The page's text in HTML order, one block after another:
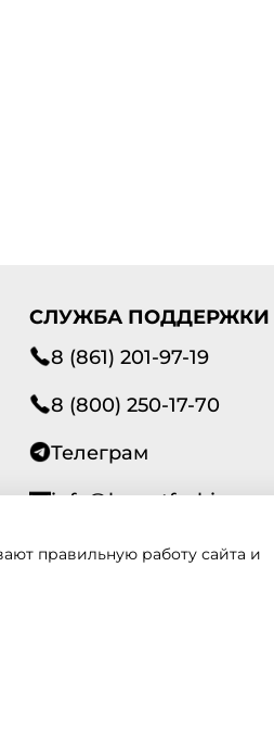
СЛУЖБА ПОДДЕРЖКИ
8 (861) 201-97-19
8 (800) 250-17-70
Телеграм
info@lavantfashion.ru
Всегда рады помочь!
правильную работу сайта и